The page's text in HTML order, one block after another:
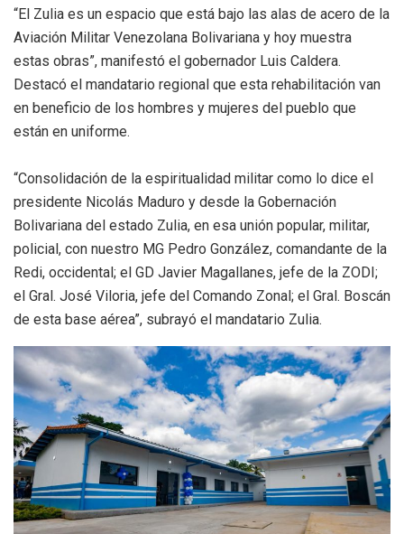
“El Zulia es un espacio que está bajo las alas de acero de la
Aviación Militar Venezolana Bolivariana y hoy muestra
estas obras”, manifestó el gobernador Luis Caldera.
Destacó el mandatario regional que esta rehabilitación van
en beneficio de los hombres y mujeres del pueblo que
están en uniforme.
“Consolidación de la espiritualidad militar como lo dice el
presidente Nicolás Maduro y desde la Gobernación
Bolivariana del estado Zulia, en esa unión popular, militar,
policial, con nuestro MG Pedro González, comandante de la
Redi, occidental; el GD Javier Magallanes, jefe de la ZODI;
el Gral. José Viloria, jefe del Comando Zonal; el Gral. Boscán
de esta base aérea”, subrayó el mandatario Zulia.